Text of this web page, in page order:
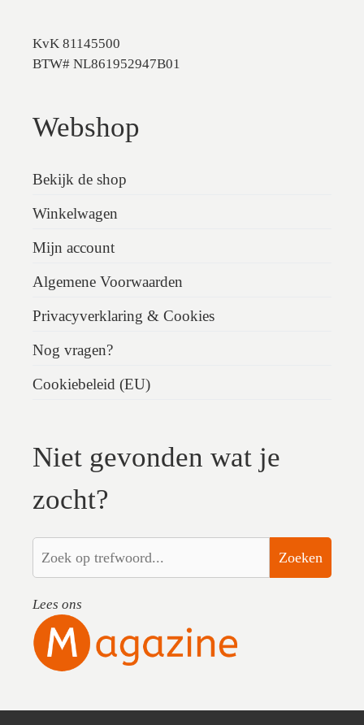
KvK 81145500
BTW# NL861952947B01
Webshop
Bekijk de shop
Winkelwagen
Mijn account
Algemene Voorwaarden
Privacyverklaring & Cookies
Nog vragen?
Cookiebeleid (EU)
Niet gevonden wat je
zocht?
Zoeken
Lees ons